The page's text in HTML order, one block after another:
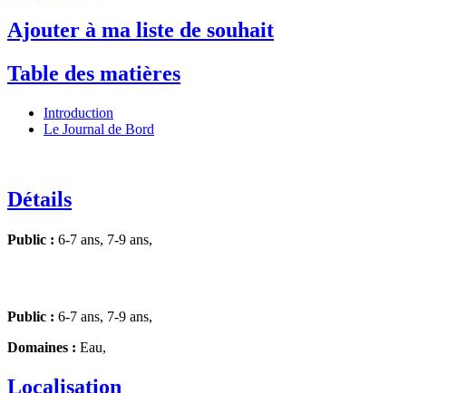
Ajouter à ma liste de souhait
Table des matières
Introduction
Le Journal de Bord
Détails
Public : 6-7 ans, 7-9 ans,
Public : 6-7 ans, 7-9 ans,
Domaines : Eau,
Localisation